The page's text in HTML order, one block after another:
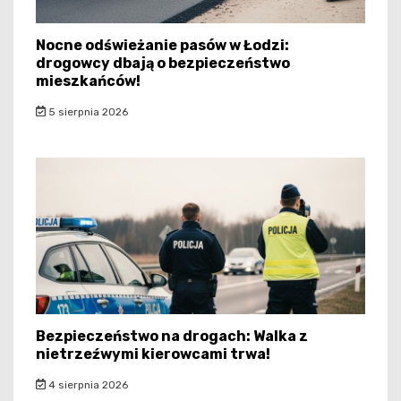
Nocne odświeżanie pasów w Łodzi:
drogowcy dbają o bezpieczeństwo
mieszkańców!
5 sierpnia 2026
Bezpieczeństwo na drogach: Walka z
nietrzeźwymi kierowcami trwa!
4 sierpnia 2026